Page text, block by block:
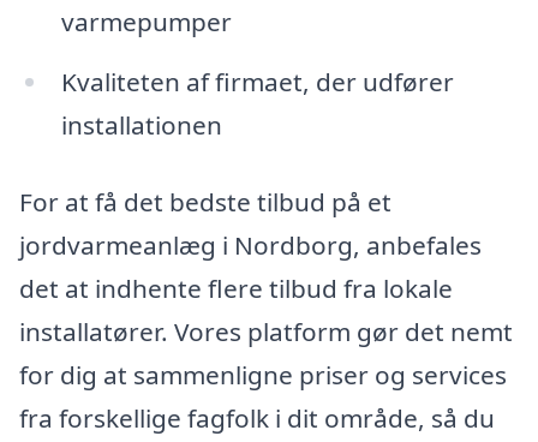
varmepumper
Kvaliteten af firmaet, der udfører
installationen
For at få det bedste tilbud på et
jordvarmeanlæg i Nordborg, anbefales
det at indhente flere tilbud fra lokale
installatører. Vores platform gør det nemt
for dig at sammenligne priser og services
fra forskellige fagfolk i dit område, så du